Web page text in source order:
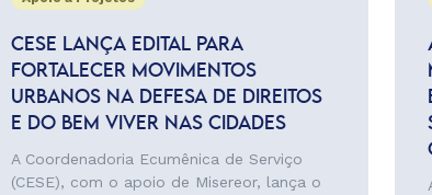
CESE LANÇA EDITAL PARA
FORTALECER MOVIMENTOS
URBANOS NA DEFESA DE DIREITOS
E DO BEM VIVER NAS CIDADES
A Coordenadoria Ecumênica de Serviço
(CESE), com o apoio de Misereor, lança o